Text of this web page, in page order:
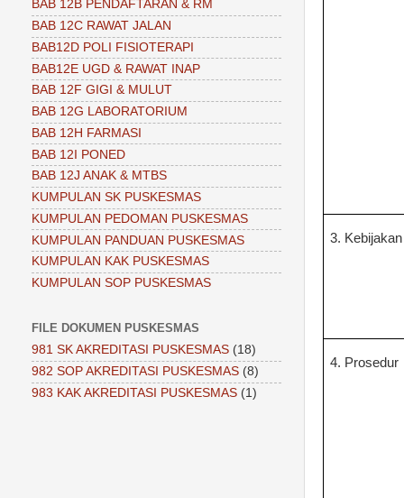
3. Kebijakan
4. Prosedur
BAB 12B PENDAFTARAN & RM
BAB 12C RAWAT JALAN
BAB12D POLI FISIOTERAPI
BAB12E UGD & RAWAT INAP
BAB 12F GIGI & MULUT
BAB 12G LABORATORIUM
BAB 12H FARMASI
BAB 12I PONED
BAB 12J ANAK & MTBS
KUMPULAN SK PUSKESMAS
KUMPULAN PEDOMAN PUSKESMAS
KUMPULAN PANDUAN PUSKESMAS
KUMPULAN KAK PUSKESMAS
KUMPULAN SOP PUSKESMAS
FILE DOKUMEN PUSKESMAS
981 SK AKREDITASI PUSKESMAS (18)
982 SOP AKREDITASI PUSKESMAS (8)
983 KAK AKREDITASI PUSKESMAS (1)